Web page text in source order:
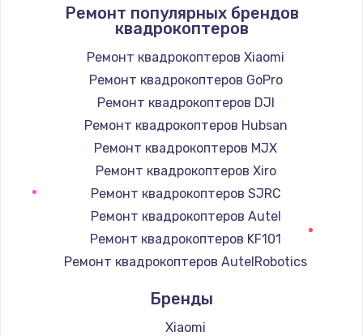
Ремонт популярных брендов
квадрокоптеров
Ремонт квадрокоптеров Xiaomi
Ремонт квадрокоптеров GoPro
Ремонт квадрокоптеров DJI
Ремонт квадрокоптеров Hubsan
Ремонт квадрокоптеров MJX
Ремонт квадрокоптеров Xiro
Ремонт квадрокоптеров SJRC
Ремонт квадрокоптеров Autel
Ремонт квадрокоптеров KF101
Ремонт квадрокоптеров AutelRobotics
Бренды
Xiaomi